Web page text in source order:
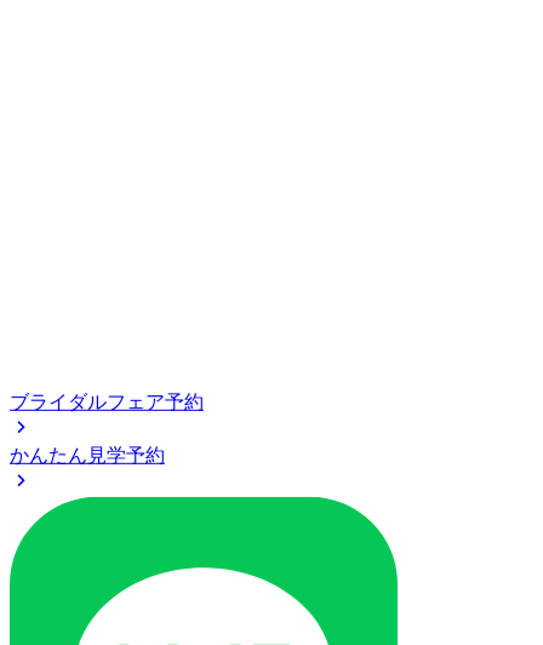
ブライダルフェア予約
かんたん見学予約